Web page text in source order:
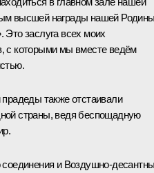
высшей награды нашей
Это заслуга всех моих
с которыми мы вместе ведём
также отстаивали
страны, ведя беспощадную
соединения и Воздушно-